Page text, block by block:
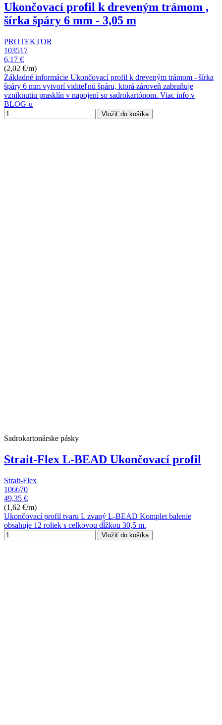
Ukončovací profil k dreveným trámom ,
šírka špáry 6 mm - 3,05 m
PROTEKTOR
103517
6,17 €
(2,02 €/m)
Základné informácie Ukončovací profil k dreveným trámom - šírka
špáry 6 mm vytvorí viditeľnú špáru, ktorá zároveň zabraňuje
vzniknutiu prasklín v napojení so sadrokartónom. Viac info v
BLOG-u
Vložiť do košíka
Sadrokartonárske pásky
Strait-Flex L-BEAD Ukončovací profil
Strait-Flex
106670
49,35 €
(1,62 €/m)
Ukončovací profil tvaru L zvaný L-BEAD Komplet balenie
obsahuje 12 roliek s celkovou dĺžkou 30,5 m.
Vložiť do košíka